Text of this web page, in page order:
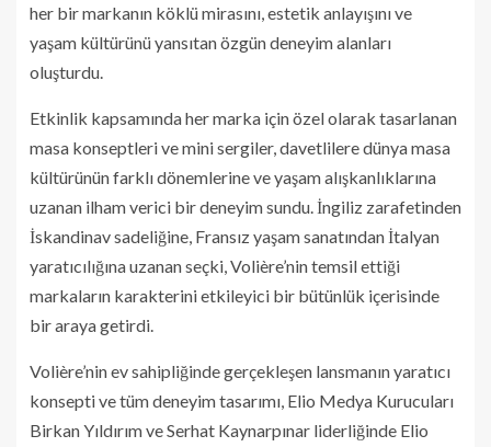
her bir markanın köklü mirasını, estetik anlayışını ve
yaşam kültürünü yansıtan özgün deneyim alanları
oluşturdu.
Etkinlik kapsamında her marka için özel olarak tasarlanan
masa konseptleri ve mini sergiler, davetlilere dünya masa
kültürünün farklı dönemlerine ve yaşam alışkanlıklarına
uzanan ilham verici bir deneyim sundu. İngiliz zarafetinden
İskandinav sadeliğine, Fransız yaşam sanatından İtalyan
yaratıcılığına uzanan seçki, Volière’nin temsil ettiği
markaların karakterini etkileyici bir bütünlük içerisinde
bir araya getirdi.
Volière’nin ev sahipliğinde gerçekleşen lansmanın yaratıcı
konsepti ve tüm deneyim tasarımı, Elio Medya Kurucuları
Birkan Yıldırım ve Serhat Kaynarpınar liderliğinde Elio